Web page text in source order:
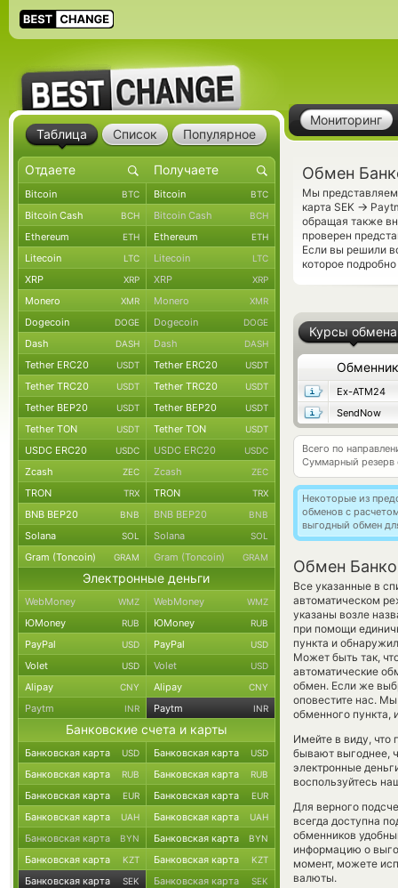
Мониторинг
Обмен
Мы представляем
карта SEK →
обращая также
проверен
Если вы решили
которое
Курсы обмена
Обменник
Ex-ATM24
SendNow
Всего по
Суммарный резерв
Некоторые из
обменов с
выгодный обмен
Обмен
Все указанные в
автоматическом
указаны возле
при помощи
пункта и
Может быть так,
автоматические
обмен. Если же
оповестите нас.
обменного пункта,
Имейте в виду, что
бывают выгоднее,
электронные
воспользуйтесь
Для верного
всегда доступна
обменников
информацию о
момент, можете
валюты.
Таблица Список Популярное
Bitcoin BTC Bitcoin BTC
Bitcoin Cash BCH Bitcoin Cash BCH
Ethereum ETH Ethereum ETH
Litecoin LTC Litecoin LTC
XRP XRP XRP XRP
Monero XMR Monero XMR
Dogecoin DOGE Dogecoin DOGE
Dash DASH Dash DASH
Tether ERC20 USDT Tether ERC20 USDT
Tether TRC20 USDT Tether TRC20 USDT
Tether BEP20 USDT Tether BEP20 USDT
Tether TON USDT Tether TON USDT
USDC ERC20 USDC USDC ERC20 USDC
Zcash ZEC Zcash ZEC
TRON TRX TRON TRX
BNB BEP20 BNB BNB BEP20 BNB
Solana SOL Solana SOL
Gram (Toncoin) GRAM Gram (Toncoin) GRAM
Электронные деньги
WebMoney WMZ WebMoney WMZ
ЮMoney RUB ЮMoney RUB
PayPal USD PayPal USD
Volet USD Volet USD
Alipay CNY Alipay CNY
Paytm INR Paytm INR
Банковские счета и карты
Банковская карта USD Банковская карта USD
Банковская карта RUB Банковская карта RUB
Банковская карта EUR Банковская карта EUR
Банковская карта UAH Банковская карта UAH
Банковская карта BYN Банковская карта BYN
Банковская карта KZT Банковская карта KZT
Банковская карта SEK Банковская карта SEK